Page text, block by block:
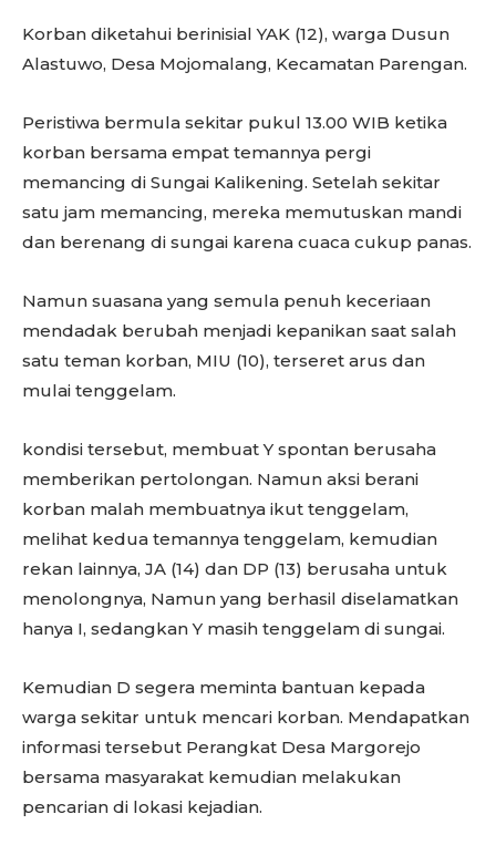
Korban diketahui berinisial YAK (12), warga Dusun
Alastuwo, Desa Mojomalang, Kecamatan Parengan.
Peristiwa bermula sekitar pukul 13.00 WIB ketika
korban bersama empat temannya pergi
memancing di Sungai Kalikening. Setelah sekitar
satu jam memancing, mereka memutuskan mandi
dan berenang di sungai karena cuaca cukup panas.
Namun suasana yang semula penuh keceriaan
mendadak berubah menjadi kepanikan saat salah
satu teman korban, MIU (10), terseret arus dan
mulai tenggelam.
kondisi tersebut, membuat Y spontan berusaha
memberikan pertolongan. Namun aksi berani
korban malah membuatnya ikut tenggelam,
melihat kedua temannya tenggelam, kemudian
rekan lainnya, JA (14) dan DP (13) berusaha untuk
menolongnya, Namun yang berhasil diselamatkan
hanya I, sedangkan Y masih tenggelam di sungai.
Kemudian D segera meminta bantuan kepada
warga sekitar untuk mencari korban. Mendapatkan
informasi tersebut Perangkat Desa Margorejo
bersama masyarakat kemudian melakukan
pencarian di lokasi kejadian.